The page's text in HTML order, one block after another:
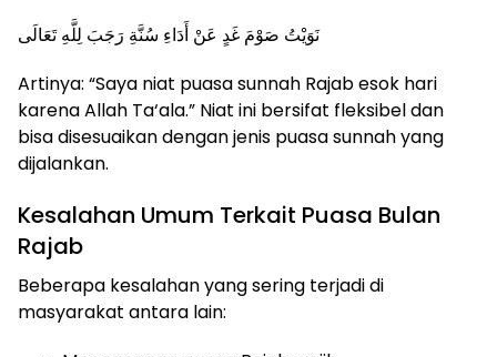
نَوَيْتُ صَوْمَ غَدٍ عَنْ أَدَاءِ سُنَّةِ رَجَبَ لِلَّهِ تَعَالَى
Artinya: “Saya niat puasa sunnah Rajab esok hari
karena Allah Ta‘ala.” Niat ini bersifat fleksibel dan
bisa disesuaikan dengan jenis puasa sunnah yang
dijalankan.
Kesalahan Umum Terkait Puasa Bulan
Rajab
Beberapa kesalahan yang sering terjadi di
masyarakat antara lain: